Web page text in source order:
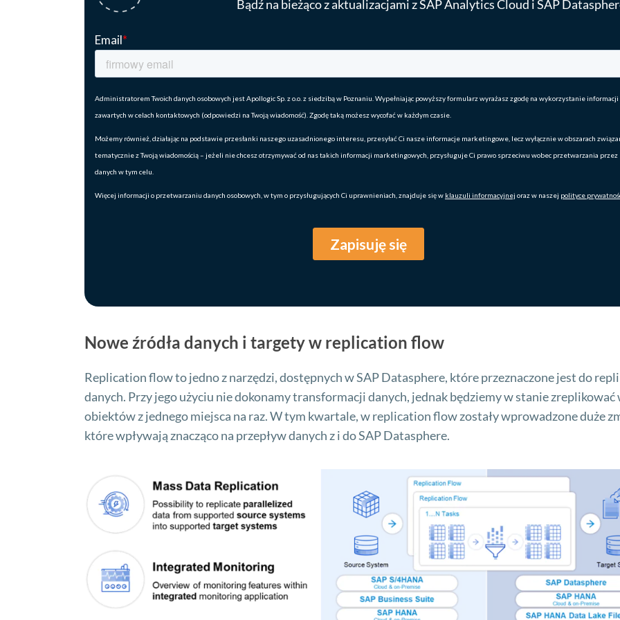
Bądź na bieżąco z aktualizacjami z SAP Analytics Cloud i SAP
Nowe źródła danych i targety w replication flow
Replication flow to jedno z narzędzi, dostępnych w SAP Datasphere, które przeznaczone jest do
danych. Przy jego użyciu nie dokonamy transformacji danych, jednak będziemy w stanie zreplikować
obiektów z jednego miejsca na raz. W tym kwartale, w replication flow zostały wprowadzone duże
które wpływają znacząco na przepływ danych z i do SAP Datasphere.